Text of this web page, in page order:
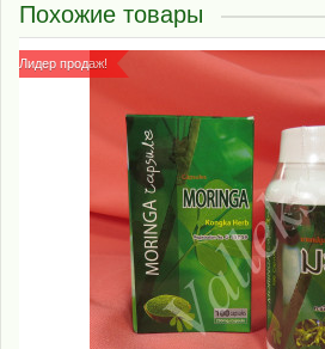
Похожие товары
Лидер продаж!